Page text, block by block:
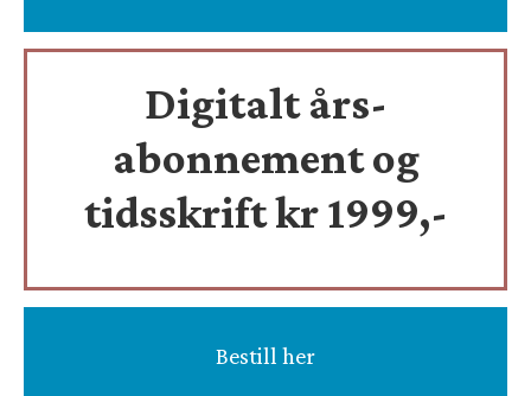
Digitalt års-
abonnement og
tidsskriftkr 1999,-
Bestill her